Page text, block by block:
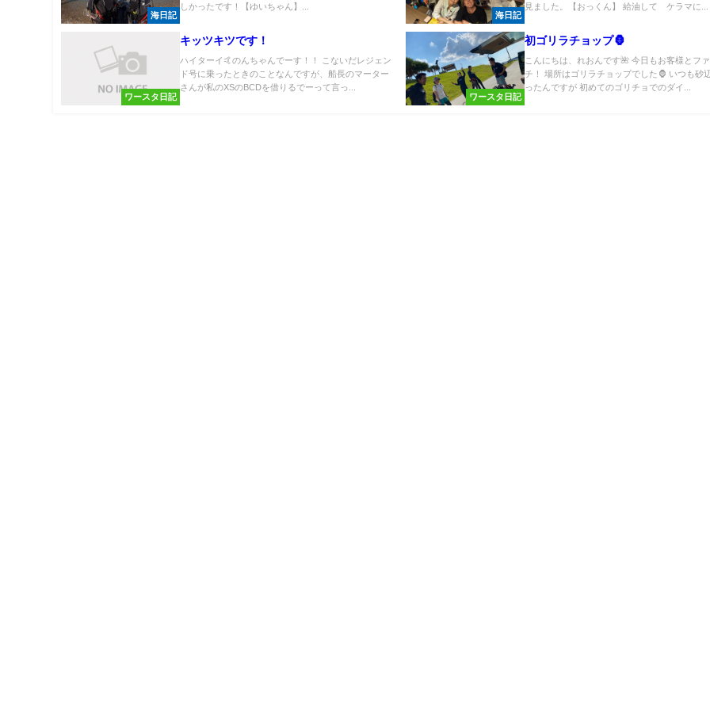
海日記
しかったです！【ゆいちゃん】...
海日記
見ました。【おっくん】 給油して ケラマに...
ワースタ日記
キッツキツです！
ハイターイ🤙のんちゃんでーす！！ こないだレジェン
ド号に乗ったときのことなんですが、船長のマーター
さんが私のXSのBCDを借りるでーって言っ...
ワースタ日記
初ゴリラチョップ🦍
こんにちは、れおんです🌺 今日もお客様とフ
チ！ 場所はゴリラチョップでした🦍 いつも砂
ったんですが 初めてのゴリチョでのダイ...